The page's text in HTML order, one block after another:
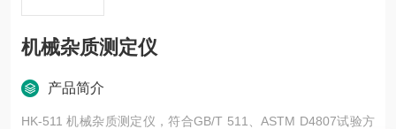
机械杂质测定仪
产品简介
HK-511 机械杂质测定仪，符合GB/T 511、ASTM D4807试验方